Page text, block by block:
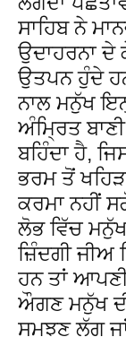
ਸਾਹਿਬ ਨੇ
ਉਦਾਹਰਨਾ ਦੇ
ਉਤਪਨ ਹੁੰਦੇ
ਨਾਲ ਮਨੁੱਖ
ਅੰਮਿ੍ਰਤ
ਬਹਿੰਦਾ ਹੈ,
ਭਰਮ ਤੋਂ
ਕਰਮਾ ਨਹੀਂ
ਲੋਭ ਵਿੱਚ
ਜ਼ਿੰਦਗੀ ਜੀਅ
ਹਨ ਤਾਂ
ਔਗਣ ਮਨੁੱਖ
ਸਮਝਣ ਲੱਗ